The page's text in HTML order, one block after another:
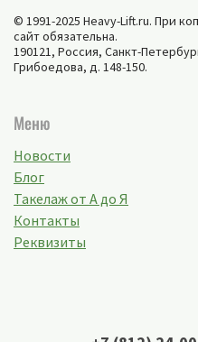
© 1991-2025 Heavy-Lift.ru. При
сайт обязательна.
190121, Россия, Санкт-
Грибоедова, д. 148-150.
Меню
Новости
Блог
Такелаж от А до Я
Контакты
Реквизиты